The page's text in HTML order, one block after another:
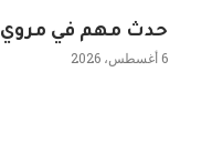
حدث مهم في مروي
6 أغسطس، 2026